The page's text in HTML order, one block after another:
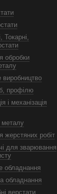
Токарні,
обробки
виробництво
профілю
і механізація
жерстяних робіт
для зварювання
обладнання
обладнання
верстати